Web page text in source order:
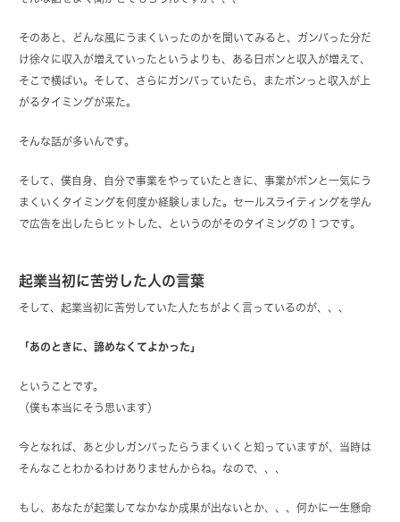
そのあと、どんな風にうまくいったのかを聞いてみると、ガンバった分だ
け徐々に収入が増えていったというよりも、ある日ポンと収入が増えて、
そこで横ばい。そして、さらにガンバっていたら、またポンっと収入が上
がるタイミングが来た。
そんな話が多いんです。
そして、僕自身、自分で事業をやっていたときに、事業がポンと一気にう
まくいくタイミングを何度か経験しました。セールスライティングを学ん
で広告を出したらヒットした、というのがそのタイミングの１つです。
起業当初に苦労した人の言葉
そして、起業当初に苦労していた人たちがよく言っているのが、、、
「あのときに、諦めなくてよかった」
ということです。
（僕も本当にそう思います）
今となれば、あと少しガンバったらうまくいくと知っていますが、当時は
そんなことわかるわけありませんからね。なので、、、
もし、あなたが起業してなかなか成果が出ないとか、、、何かに一生懸命